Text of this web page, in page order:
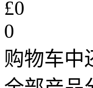
£0
0
购物车中